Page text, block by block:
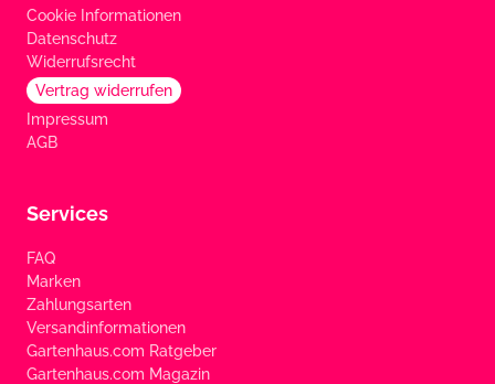
Cookie Informationen
Datenschutz
Widerrufsrecht
Vertrag widerrufen
Impressum
AGB
Services
FAQ
Marken
Zahlungsarten
Versandinformationen
Gartenhaus.com Ratgeber
Gartenhaus.com Magazin